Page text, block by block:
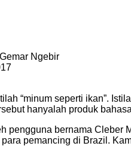
Ngebir
“minum seperti ikan”.
hanyalah produk
pengguna bernama Cleber
pemancing di Brazil.